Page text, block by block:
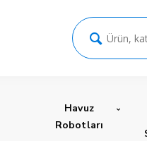
Havuz
Robotları